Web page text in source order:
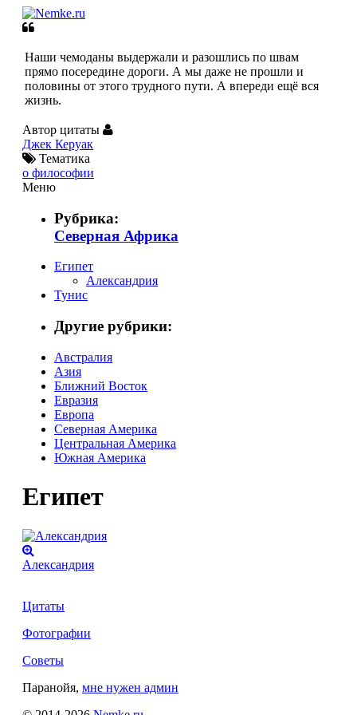
Наши чемоданы выдержали и разошлись по швам
прямо посередине дороги. А мы даже не прошли и
половины от этого трудного пути. А впереди ещё вся
жизнь.
Автор цитаты
Джек Керуак
Тематика
о философии
Меню
Главная
Фотографии
Видео
Советы
Рубрика:
Северная Африка
Египет
Александрия
Тунис
Другие рубрики:
Австралия
Азия
Ближний Восток
Евразия
Европа
Северная Америка
Центральная Америка
Южная Америка
Египет
Александрия
Цитаты
Фотографии
Советы
Паранойя, мне нужен админ